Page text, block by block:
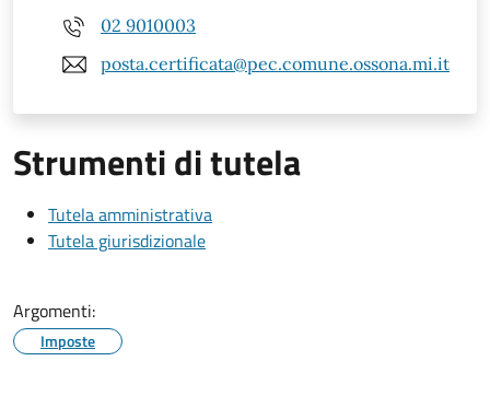
02 9010003
posta.certificata@pec.comune.ossona.mi.it
Strumenti di tutela
Tutela amministrativa
Tutela giurisdizionale
Argomenti:
Imposte